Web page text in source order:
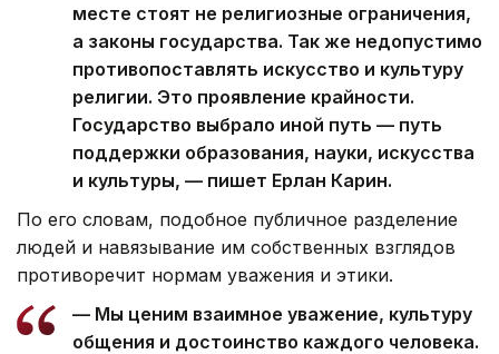
месте стоят не религиозные ограничения,
а законы государства. Так же недопустимо
противопоставлять искусство и культуру
религии. Это проявление крайности.
Государство выбрало иной путь — путь
поддержки образования, науки, искусства
и культуры, — пишет Ерлан Карин.
По его словам, подобное публичное разделение
людей и навязывание им собственных взглядов
противоречит нормам уважения и этики.
— Мы ценим взаимное уважение, культуру
общения и достоинство каждого человека.